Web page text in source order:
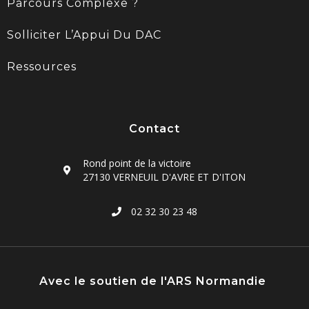
Parcours Complexe ?
Solliciter L’Appui Du DAC
Ressources
Contact
Rond point de la victoire
27130 VERNEUIL D'AVRE ET D'ITON
02 32 30 23 48
Avec le soutien de l'ARS Normandie